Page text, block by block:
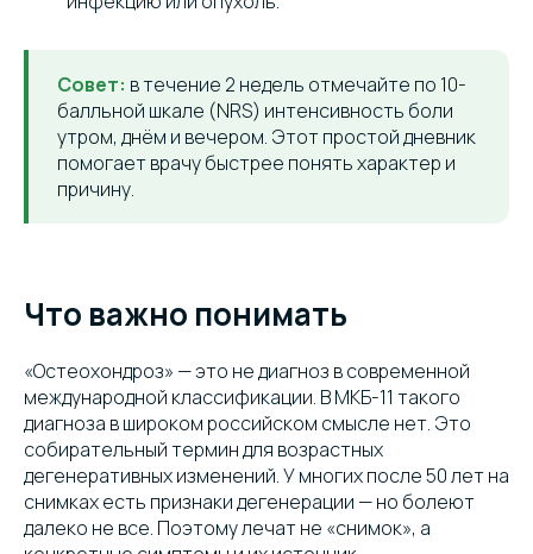
Совет: в течение 2 недель отмечайте по 10-
балльной шкале (NRS) интенсивность боли
утром, днём и вечером. Этот простой дневник
помогает врачу быстрее понять характер и
причину.
Что важно понимать
«Остеохондроз» — это не диагноз в современной
международной классификации. В МКБ-11 такого
диагноза в широком российском смысле нет. Это
собирательный термин для возрастных
дегенеративных изменений. У многих после 50 лет на
снимках есть признаки дегенерации — но болеют
далеко не все. Поэтому лечат не «снимок», а